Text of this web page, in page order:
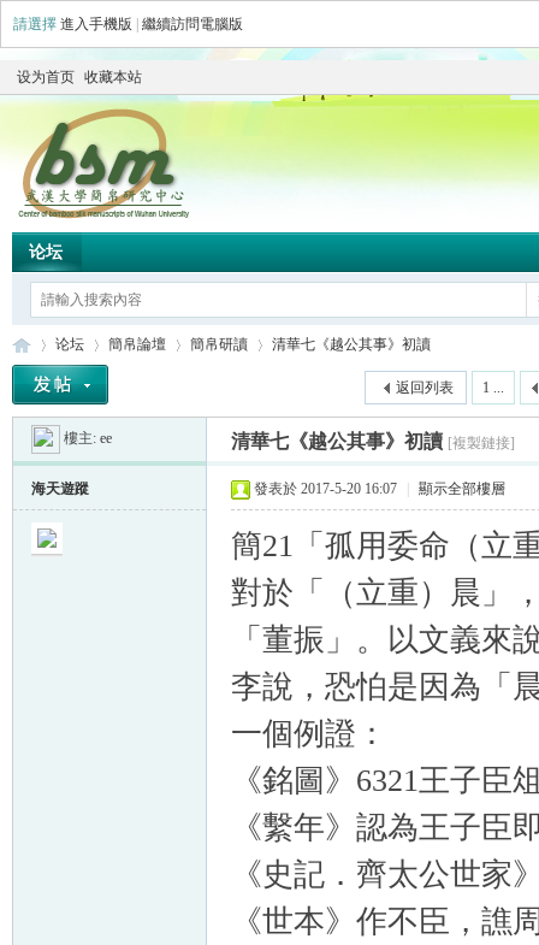
請選擇 進入手機版 繼續訪問電腦版
设为首页 收藏本站
论坛
»
论坛
›
簡帛論壇 簡帛研讀
›
清華七《越公其事》初讀
1 ...
返回列表
樓主: ee 清華七《越公其事》初讀 [複製鏈接]
海天遊蹤 發表於 2017-5-20 16:07 顯示全部樓層
簡21「孤用委命（立
對於「（立重）晨」
「董振」。以文義來
李說，恐怕是因為「
一個例證：
《銘圖》6321王子
《繫年》認為王子臣
《史記．齊太公世家
《世本》作不臣，譙